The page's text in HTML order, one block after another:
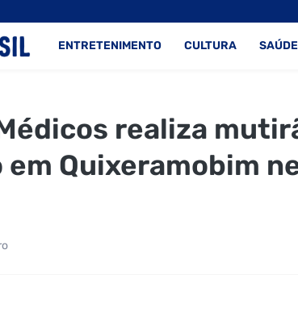
ENTRETENIMENTO CULTURA
realiza
Quixeramobim